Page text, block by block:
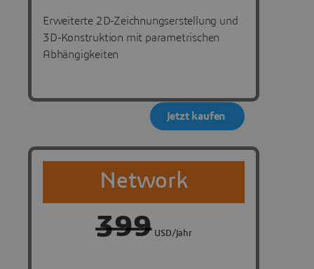
Erweiterte 2D-Zeichnungserstellung und
3D-Konstruktion mit parametrischen
Abhängigkeiten
Jetzt kaufen
Network
399USD/Jahr